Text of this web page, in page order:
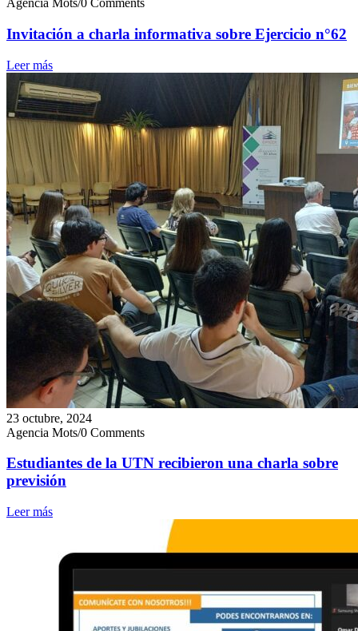
Agencia Mots/0 Comments
Invitación a charla informativa sobre Ejercicio n°62
Leer más
23 octubre, 2024
Agencia Mots/0 Comments
Estudiantes de la UTN recibieron una charla sobre
previsión
Leer más